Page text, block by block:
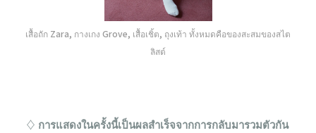
เสื้อถัก Zara, กางเกง Grove, เสื้อเชิ้ต, ถุงเท้า ทั้งหมดคือของสะสมของสไต
ลิสต์
♢ การแสดงในครั้งนี้เป็นผลสำเร็จจากการกลับมารวมตัวกัน